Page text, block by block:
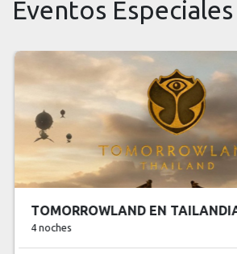
Eventos Especiales
TOMORROWLAND EN
4 noches